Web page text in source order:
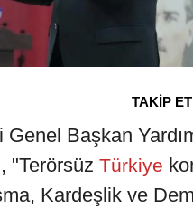
TAKİP ET
Başkan
"Terörsüz Türkiye
Kardeşlik ve